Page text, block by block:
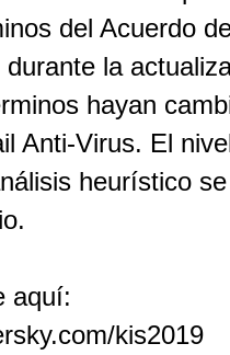
del Acuerdo
la
hayan
Anti-Virus. El
heurístico
aquí:
kis2019